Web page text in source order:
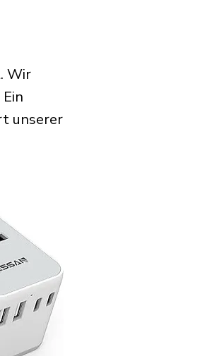
Wir
unserer